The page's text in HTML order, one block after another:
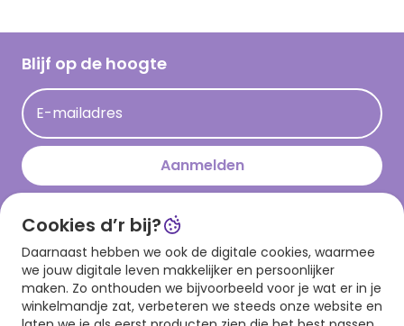
Hallmark Kaartclub
Acties
Persberichten
Hallmark en Kinderpostzegels
Cadeau inspiratie
Kaartinspiratie
Blijf op de hoogte
E-mailadres
Aanmelden
Download onze app
Cookies d’r bij?
Daarnaast hebben we ook de digitale cookies, waarmee
we jouw digitale leven makkelijker en persoonlijker
maken. Zo onthouden we bijvoorbeeld voor je wat er in je
winkelmandje zat, verbeteren we steeds onze website en